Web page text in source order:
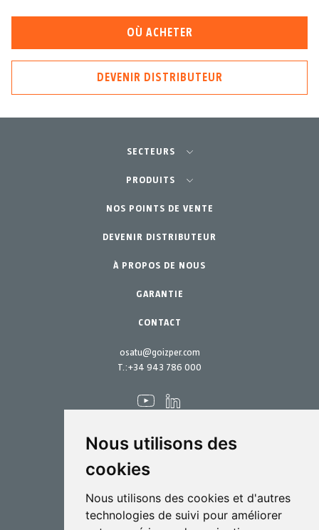
Nous utilisons des
cookies
Nous utilisons des cookies et d'autres
technologies de suivi pour améliorer
OÙ ACHETER
DEVENIR DISTRIBUTEUR
osatu@goizper.com
T.:+34 943 786 000
Biotechnologie
SECTEURS
Agriculture-Horticulture
Jardinage Professionnel
Jardin Particulier
PRODUITS
Équipements
Accessoires
Pièces de rechange
Kits d´entretien
NOS POINTS DE VENTE
DEVENIR DISTRIBUTEUR
À PROPOS DE NOUS
GARANTIE
CONTACT